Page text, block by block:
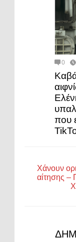
0
που
Χάνουν
αίτησης